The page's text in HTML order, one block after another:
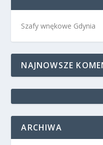
Szafy wnękowe Gdynia
NAJNOWSZE
ARCHIWA